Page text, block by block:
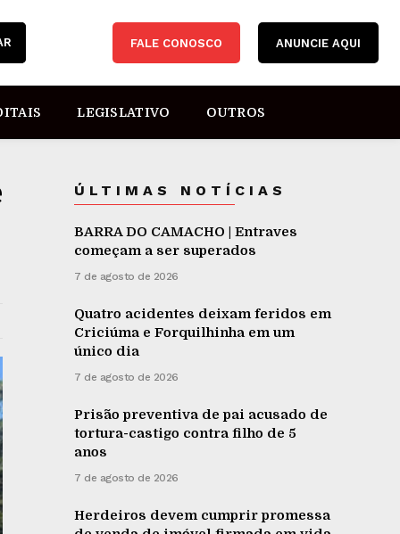
FALE CONOSCO ANUNCIE AQUI
LEGISLATIVO OUTROS
ÚLTIMAS NOTÍCIAS
BARRA DO CAMACHO | Entraves
começam a ser superados
7 de agosto de 2026
Quatro acidentes deixam feridos em
Criciúma e Forquilhinha em um
único dia
7 de agosto de 2026
Prisão preventiva de pai acusado de
tortura-castigo contra filho de 5
anos
7 de agosto de 2026
Herdeiros devem cumprir promessa